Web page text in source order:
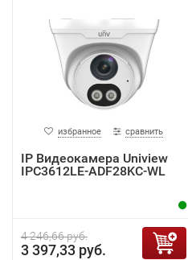
избранное сравнить
IP Видеокамера Uniview
IPC3612LE-ADF28KC-WL
4 246,66 руб.
3 397,33 руб.